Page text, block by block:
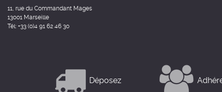
11, rue du Commandant Mages
13001 Marseille
Tél: +33 (0)4 91 62 46 30
Déposez